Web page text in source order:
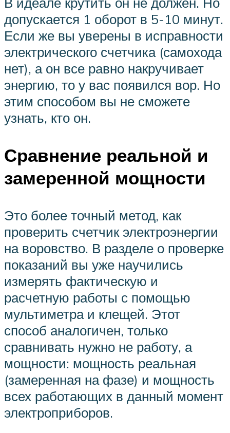
допускается 1 оборот в 5-10 минут.
Если же вы уверены в исправности
электрического счетчика (самохода
нет), а он все равно накручивает
энергию, то у вас появился вор. Но
этим способом вы не сможете
узнать, кто он.
Сравнение реальной и
замеренной мощности
Это более точный метод, как
проверить счетчик электроэнергии
на воровство. В разделе о проверке
показаний вы уже научились
измерять фактическую и
расчетную работы с помощью
мультиметра и клещей. Этот
способ аналогичен, только
сравнивать нужно не работу, а
мощности: мощность реальная
(замеренная на фазе) и мощность
всех работающих в данный момент
электроприборов.